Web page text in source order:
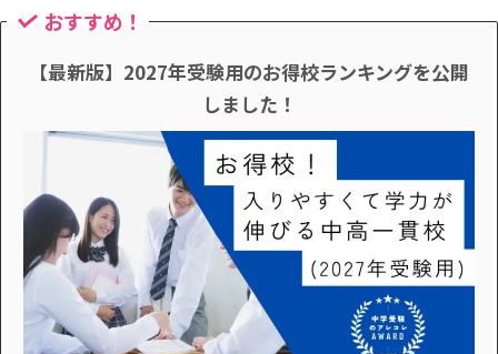
おすすめ！
【最新版】2027年受験用のお得校ランキングを公開
しました！